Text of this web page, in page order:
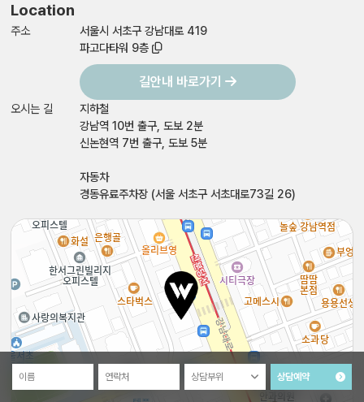
이름 연락처 상담부위 상담예약
Location
주소
서울시 서초구 강남대로 419
파고다타워 9층
길안내 바로가기
오시는 길
지하철
강남역 10번 출구, 도보 2분
신논현역 7번 출구, 도보 5분
자동차
경동유료주차장 (서울 서초구 서초대로73길 26)